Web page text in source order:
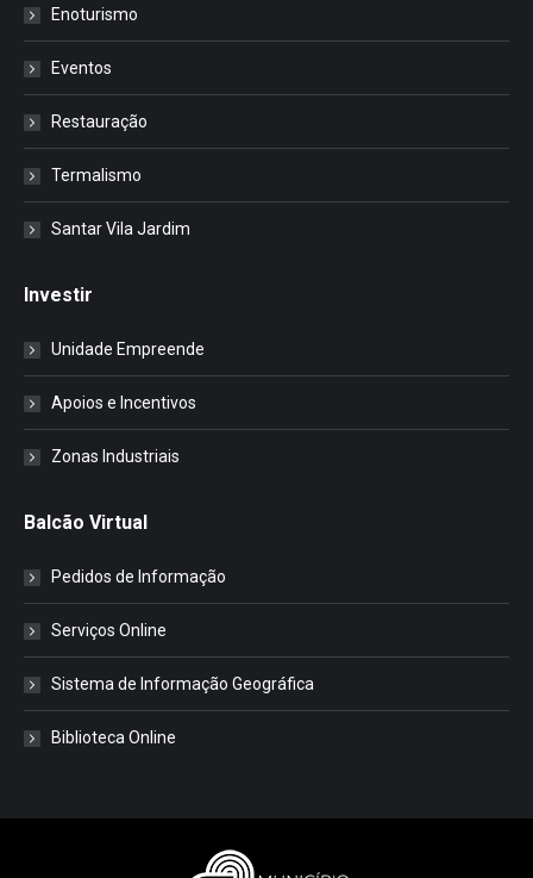
Enoturismo
Eventos
Restauração
Termalismo
Santar Vila Jardim
Investir
Unidade Empreende
Apoios e Incentivos
Zonas Industriais
Balcão Virtual
Pedidos de Informação
Serviços Online
Sistema de Informação Geográfica
Biblioteca Online